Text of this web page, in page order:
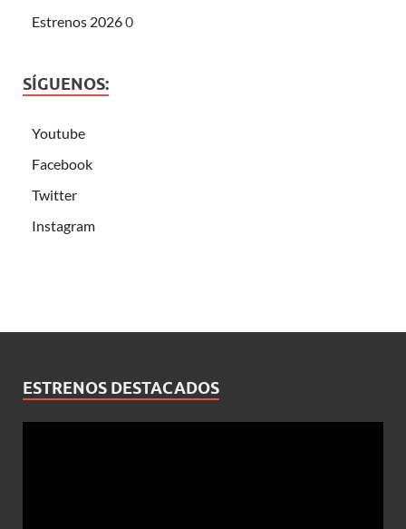
Estrenos 20260
SÍGUENOS:
Youtube
Facebook
Twitter
Instagram
ESTRENOS DESTACADOS